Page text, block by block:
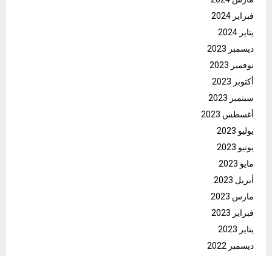
فبراير 2024
يناير 2024
ديسمبر 2023
نوفمبر 2023
أكتوبر 2023
سبتمبر 2023
أغسطس 2023
يوليو 2023
يونيو 2023
مايو 2023
أبريل 2023
مارس 2023
فبراير 2023
يناير 2023
ديسمبر 2022